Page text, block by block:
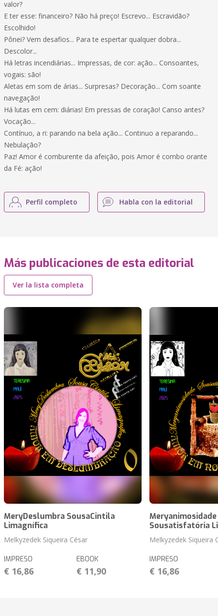
valor?
E ter esse: financeiro? Não há preço! Escrevo... Escravidão?
Escolhido!
Pônei? Vem desafios... Para te espertar qualquer dobra...
Descolor...
Há letras incendiárias... Impressas, de cor: ação... Consoantes,
vogais: são!
Aletas em som de árias... Surpresas? Decoração... Com soante
navegação!
Há lutas em cem: diárias! Em pressas de coração! Canso antes?
Vocação...
Contínuo, a ri: parando na bela ação... Continuo a reparando...
Nebulação?
Paz! Amor é comburente da afeição, pois Amor é combo orante
da Fé: ação!
Perfil completo Habla con la editorial
Más publicaciones de esta editorial
Ver la lista completa
MeryDeslumbra SousaCintila
Limagnífica
Melkyzedek Siqueira César
IMPRESO
€ 16,86
EBOOK
€ 11,90
Meryanimosidade
Sousatisfatória
Melkyzedek Siqueira
IMPRESO
€ 16,86